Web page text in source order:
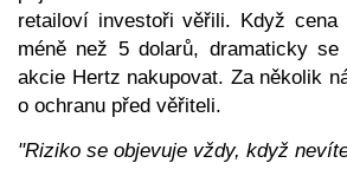
retailoví investoři věřili. Když
méně než 5 dolarů, dramaticky
akcie Hertz nakupovat. Za několik
o ochranu před věřiteli.
"Riziko se objevuje vždy, když